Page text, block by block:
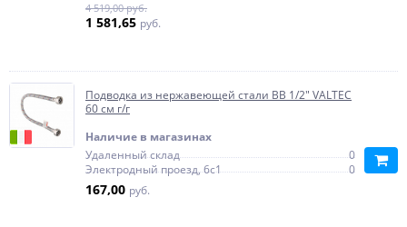
4 519,00 руб.
1 581,65 руб.
Подводка из нержавеющей стали ВВ 1/2" VALTEC
60 см г/г
Наличие в магазинах
Удаленный склад
0
Электродный проезд, 6с1
0
167,00 руб.